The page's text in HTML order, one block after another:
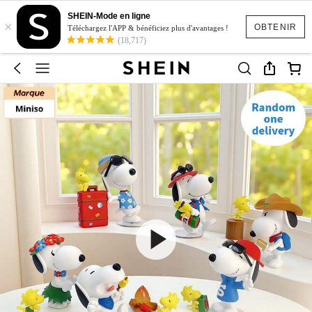
OBTENIR
×
SHEIN-Mode en ligne
Téléchargez l'APP & bénéficiez plus d'avantages !
(18,717)